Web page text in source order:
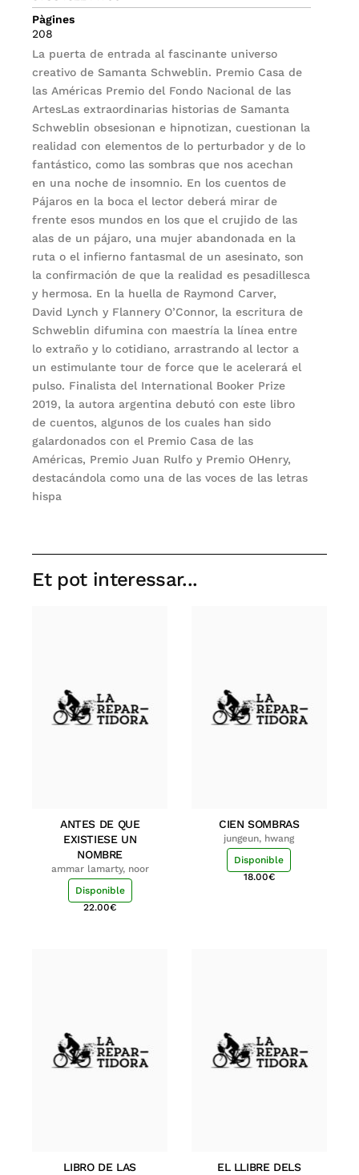
Pàgines
208
La puerta de entrada al fascinante universo
creativo de Samanta Schweblin. Premio Casa de
las Américas Premio del Fondo Nacional de las
ArtesLas extraordinarias historias de Samanta
Schweblin obsesionan e hipnotizan, cuestionan la
realidad con elementos de lo perturbador y de lo
fantástico, como las sombras que nos acechan
en una noche de insomnio. En los cuentos de
Pájaros en la boca el lector deberá mirar de
frente esos mundos en los que el crujido de las
alas de un pájaro, una mujer abandonada en la
ruta o el infierno fantasmal de un asesinato, son
la confirmación de que la realidad es pesadillesca
y hermosa. En la huella de Raymond Carver,
David Lynch y Flannery O’Connor, la escritura de
Schweblin difumina con maestría la línea entre
lo extraño y lo cotidiano, arrastrando al lector a
un estimulante tour de force que le acelerará el
pulso. Finalista del International Booker Prize
2019, la autora argentina debutó con este libro
de cuentos, algunos de los cuales han sido
galardonados con el Premio Casa de las
Américas, Premio Juan Rulfo y Premio OHenry,
destacándola como una de las voces de las letras
hispa
Et pot interessar...
ANTES DE QUE
EXISTIESE UN
NOMBRE
ammar lamarty, noor
Disponible
22.00€
CIEN SOMBRAS
jungeun, hwang
Disponible
18.00€
LIBRO DE LAS
EL LLIBRE DELS